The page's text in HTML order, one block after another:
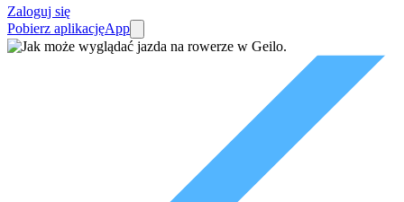
Zaloguj się
Pobierz aplikacjęApp